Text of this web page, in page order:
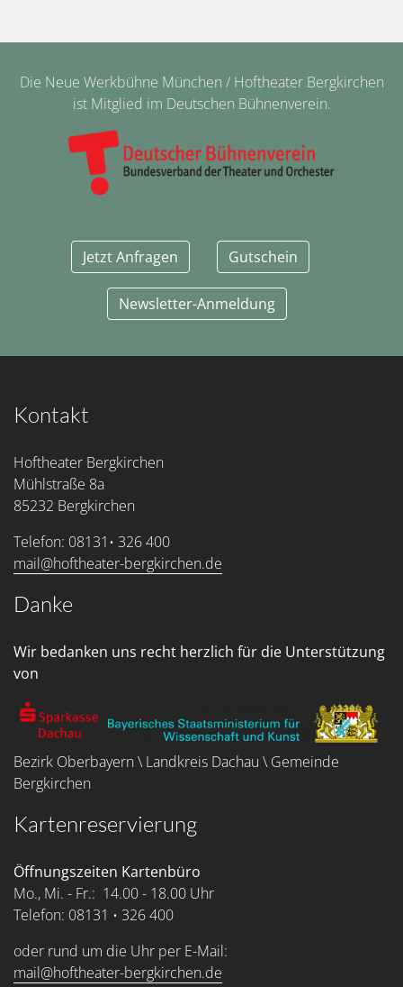
Die Neue Werkbühne München / Hoftheater Bergkirchen
ist Mitglied im Deutschen Bühnenverein.
Jetzt Anfragen Gutschein
Newsletter-Anmeldung
Kontakt
Hoftheater Bergkirchen
Mühlstraße 8a
85232 Bergkirchen
Telefon: 08131• 326 400
mail@hoftheater-bergkirchen.de
Danke
Wir bedanken uns recht herzlich für die Unterstützung
von
Bezirk Oberbayern \ Landkreis Dachau \ Gemeinde
Bergkirchen
Kartenreservierung
Öffnungszeiten Kartenbüro
Mo., Mi. - Fr.: 14.00 - 18.00 Uhr
Telefon: 08131 • 326 400
oder rund um die Uhr per E-Mail:
mail@hoftheater-bergkirchen.de